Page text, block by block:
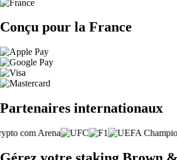
Conçu pour la France
Partenaires internationaux